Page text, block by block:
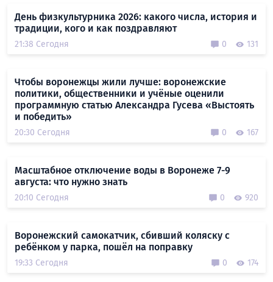
День физкультурника 2026: какого числа, история и
традиции, кого и как поздравляют
21:38 Сегодня 0 131
Чтобы воронежцы жили лучше: воронежские
политики, общественники и учёные оценили
программную статью Александра Гусева «Выстоять
и победить»
20:30 Сегодня 0 167
Масштабное отключение воды в Воронеже 7-9
августа: что нужно знать
20:10 Сегодня 0 920
Воронежский самокатчик, сбивший коляску с
ребёнком у парка, пошёл на поправку
19:33 Сегодня 0 174